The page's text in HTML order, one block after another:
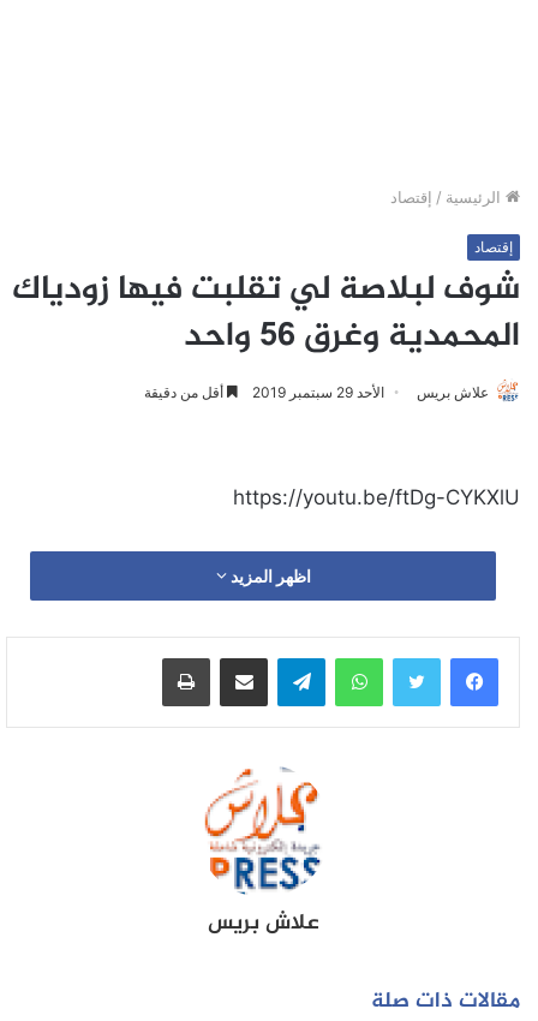
الرئيسية / إقتصاد
إقتصاد
شوف لبلاصة لي تقلبت فيها زودياك
المحمدية وغرق 56 واحد
علاش بريس الأحد 29 سبتمبر 2019 أقل من دقيقة
https://youtu.be/ftDg-CYKXlU
اظهر المزيد
واتساب تيلقرام مشاركة عبر البريد طباعة
علاش بريس
مقالات ذات صلة